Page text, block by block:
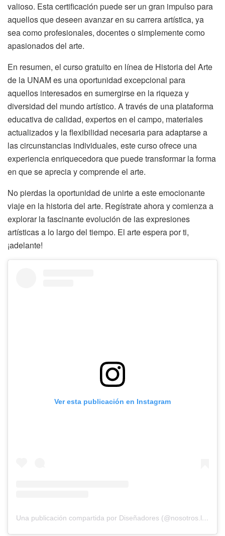
valioso. Esta certificación puede ser un gran impulso para
aquellos que deseen avanzar en su carrera artística, ya
sea como profesionales, docentes o simplemente como
apasionados del arte.
En resumen, el curso gratuito en línea de Historia del Arte
de la UNAM es una oportunidad excepcional para
aquellos interesados en sumergirse en la riqueza y
diversidad del mundo artístico. A través de una plataforma
educativa de calidad, expertos en el campo, materiales
actualizados y la flexibilidad necesaria para adaptarse a
las circunstancias individuales, este curso ofrece una
experiencia enriquecedora que puede transformar la forma
en que se aprecia y comprende el arte.
No pierdas la oportunidad de unirte a este emocionante
viaje en la historia del arte. Regístrate ahora y comienza a
explorar la fascinante evolución de las expresiones
artísticas a lo largo del tiempo. El arte espera por ti,
¡adelante!
Ver esta publicación en Instagram
Una publicación compartida por Diseñadores (@nosotros.los.disenadores)